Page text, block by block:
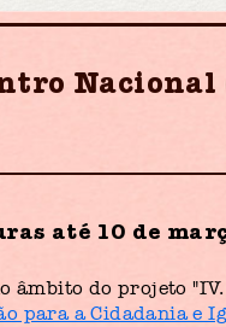
até 10 de
âmbito do projeto
para a Cidadania e